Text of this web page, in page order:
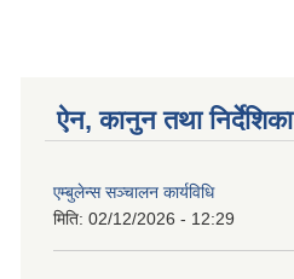
ऐन, कानुन तथा निर्देशिका
एम्बुलेन्स सञ्चालन कार्यविधि
मिति: 02/12/2026 - 12:29